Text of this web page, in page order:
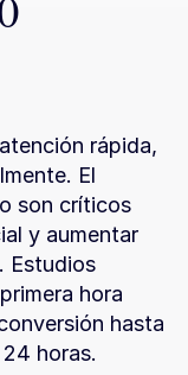
rápida,
El
son críticos
y aumentar
Estudios
hora
hasta
horas.